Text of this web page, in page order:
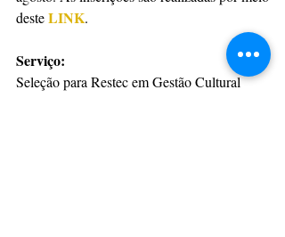
deste LINK.
Serviço:
Seleção para Restec em Gestão Cultural